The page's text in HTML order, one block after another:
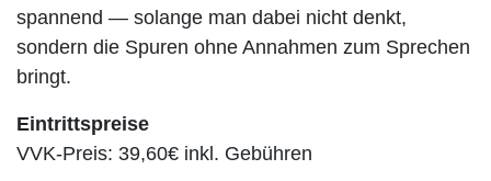
spannend — solange man dabei nicht denkt,
sondern die Spuren ohne Annahmen zum Sprechen
bringt.
Eintrittspreise
VVK-Preis: 39,60€ inkl. Gebühren